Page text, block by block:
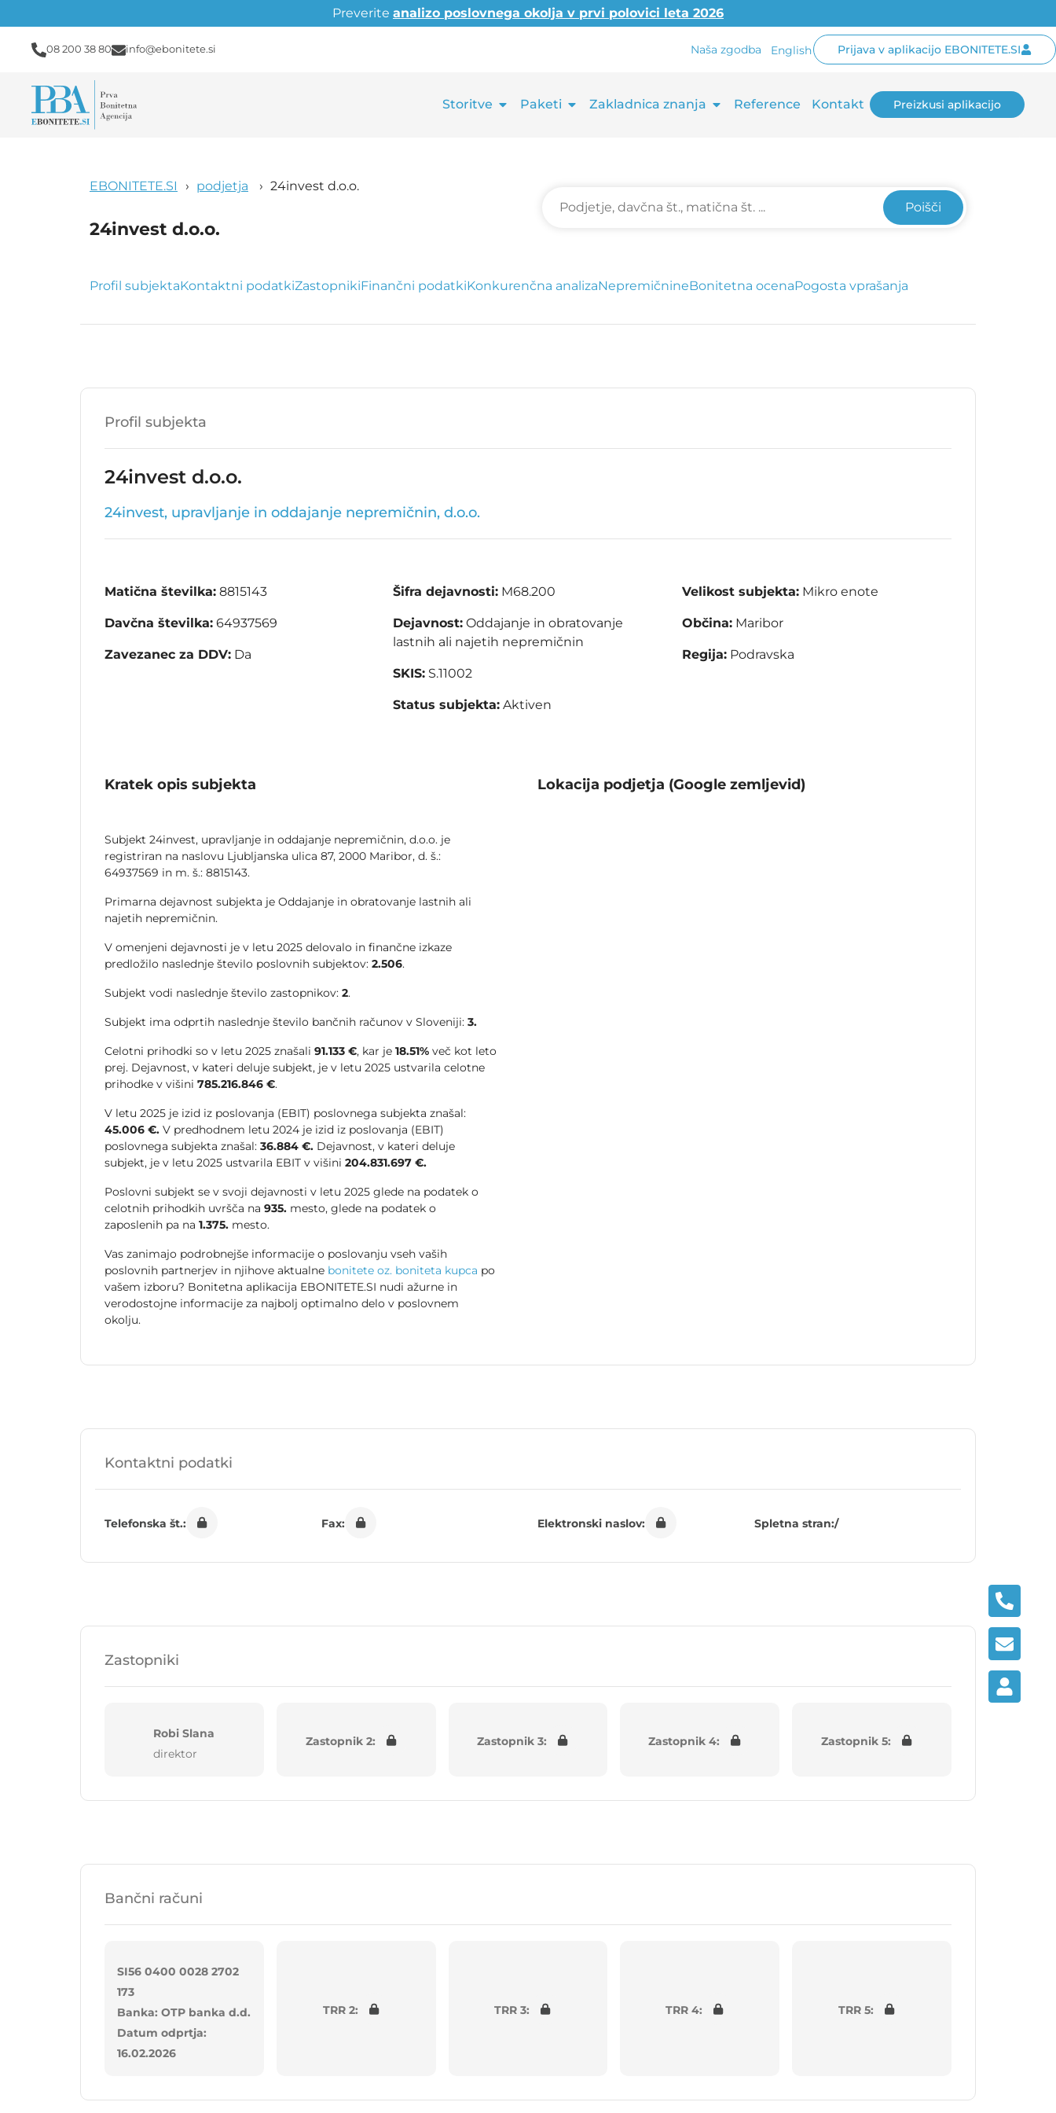
Preverite analizo poslovnega okolja v prvi polovici leta 2026
08 200 38 80 info@ebonitete.si Naša zgodba English Prijava v aplikacijo EBONITETE.SI
Storitve Paketi Zakladnica znanja Reference Kontakt Preizkusi aplikacijo
EBONITETE.SI podjetja 24invest d.o.o.
24invest d.o.o.
Poišči
Profil subjektaKontaktni podatkiZastopnikiFinančni podatkiKonkurenčna analizaNepremičnineBonitetna ocenaPogosta vprašanja
Profil subjekta
24invest d.o.o.
24invest, upravljanje in oddajanje nepremičnin, d.o.o.
Matična številka: 8815143
Davčna številka: 64937569
Zavezanec za DDV: Da
Šifra dejavnosti: M68.200
Dejavnost: Oddajanje in obratovanje
lastnih ali najetih nepremičnin
SKIS: S.11002
Status subjekta: Aktiven
Velikost subjekta:Mikro enote
Občina:Maribor
Regija:Podravska
Kratek opis subjekta
Subjekt 24invest, upravljanje in oddajanje nepremičnin, d.o.o. je
registriran na naslovu Ljubljanska ulica 87, 2000 Maribor, d. š.:
64937569 in m. š.: 8815143.
Primarna dejavnost subjekta je Oddajanje in obratovanje lastnih ali
najetih nepremičnin.
V omenjeni dejavnosti je v letu 2025 delovalo in finančne izkaze
predložilo naslednje število poslovnih subjektov: 2.506.
Subjekt vodi naslednje število zastopnikov: 2.
Subjekt ima odprtih naslednje število bančnih računov v Sloveniji: 3.
Celotni prihodki so v letu 2025 znašali 91.133 €, kar je 18.51% več kot leto
prej. Dejavnost, v kateri deluje subjekt, je v letu 2025 ustvarila celotne
prihodke v višini 785.216.846 €.
V letu 2025 je izid iz poslovanja (EBIT) poslovnega subjekta znašal:
45.006 €. V predhodnem letu 2024 je izid iz poslovanja (EBIT)
poslovnega subjekta znašal: 36.884 €. Dejavnost, v kateri deluje
subjekt, je v letu 2025 ustvarila EBIT v višini 204.831.697 €.
Poslovni subjekt se v svoji dejavnosti v letu 2025 glede na podatek o
celotnih prihodkih uvršča na 935. mesto, glede na podatek o
zaposlenih pa na 1.375. mesto.
Vas zanimajo podrobnejše informacije o poslovanju vseh vaših
poslovnih partnerjev in njihove aktualne bonitete oz. boniteta kupca po
vašem izboru? Bonitetna aplikacija EBONITETE.SI nudi ažurne in
verodostojne informacije za najbolj optimalno delo v poslovnem
okolju.
Lokacija podjetja (Google zemljevid)
Kontaktni podatki
Telefonska št.: Fax: Elektronski naslov: Spletna stran:/
Zastopniki
Robi Slana
direktor
Zastopnik 2: Zastopnik 3: Zastopnik 4: Zastopnik 5:
Bančni računi
SI56 0400 0028 2702
173
Banka: OTP banka d.d.
Datum odprtja:
16.02.2026
TRR 2: TRR 3: TRR 4: TRR 5: